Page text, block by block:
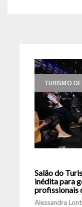
TURISMO
Salão do
inédita para
profissionais
Alessandra